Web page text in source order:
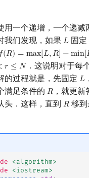
用一个递增，一个递减
我们发现，如果 𝐿
L固定
(𝑅) = max[𝐿,𝑅] −min[
(R)= max[L,R]−min[L,R]
𝑟 ≤ 𝑁 ．这说明对于每
的过程就是，先固定 𝐿
L
满足条件的 𝑅
R ，就更
头．这样，直到 𝑅
R 移
<algorithm>
<iostream>